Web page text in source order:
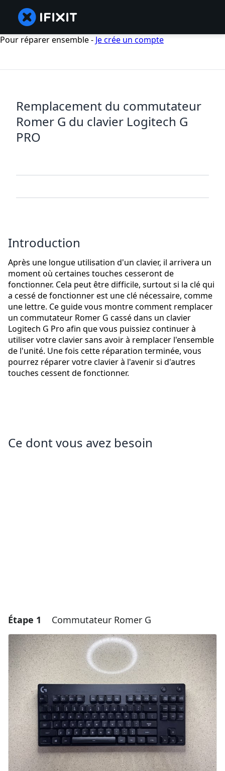
Pour réparer ensemble - Je crée un compte
Remplacement du commutateur
Romer G du clavier Logitech G
PRO
Introduction
Après une longue utilisation d'un clavier, il arrivera un
moment où certaines touches cesseront de
fonctionner. Cela peut être difficile, surtout si la clé qui
a cessé de fonctionner est une clé nécessaire, comme
une lettre. Ce guide vous montre comment remplacer
un commutateur Romer G cassé dans un clavier
Logitech G Pro afin que vous puissiez continuer à
utiliser votre clavier sans avoir à remplacer l'ensemble
de l'unité. Une fois cette réparation terminée, vous
pourrez réparer votre clavier à l'avenir si d'autres
touches cessent de fonctionner.
Ce dont vous avez besoin
Étape 1 Commutateur Romer G